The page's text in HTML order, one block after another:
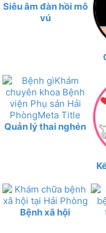
Siêu âm đàn hồi mô
vú
Quản lý thai nghén
Bệnh xã hội